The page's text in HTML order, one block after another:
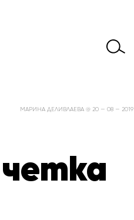
МАРИНА ДЕЛИВЛАЕВА @ 20 — 08 — 2019